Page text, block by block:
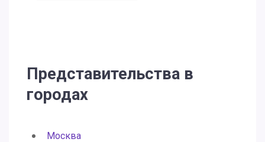
Представительства в
городах
Москва